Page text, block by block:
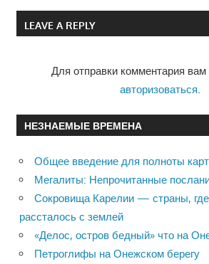
по
LEAVE A REPLY
Для отправки комментария
авторизоваться
НЕЗНАЕМЫЕ ВРЕМЕНА
Общее введение для полноты
Мегалиты: Непрочитанные
Сокровища Карелии — страны,
рассталось с землей
«Делос, остров бедный» что на
Петроглифы на Онежском берегу